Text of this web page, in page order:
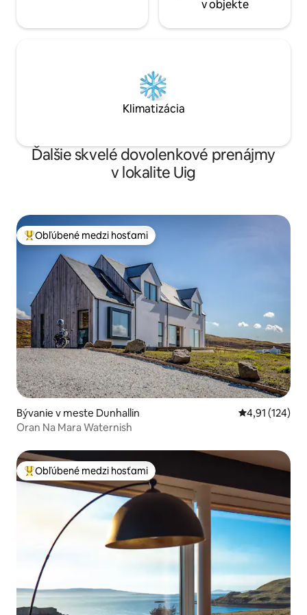
v objekte
Klimatizácia
Ďalšie skvelé dovolenkové prenájmy
v lokalite Uig
Najobľúbenejšie medzi hosťami
Obľúbené medzi hosťami
Bývanie v meste Dunhallin Priemerné
4,91 (124)
Oran Na Mara Waternish
Najobľúbenejšie medzi hosťami
Obľúbené medzi hosťami